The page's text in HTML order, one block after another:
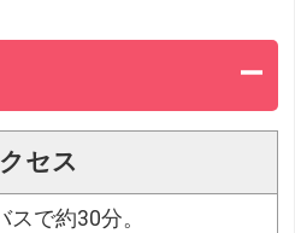
セス
で約30分。